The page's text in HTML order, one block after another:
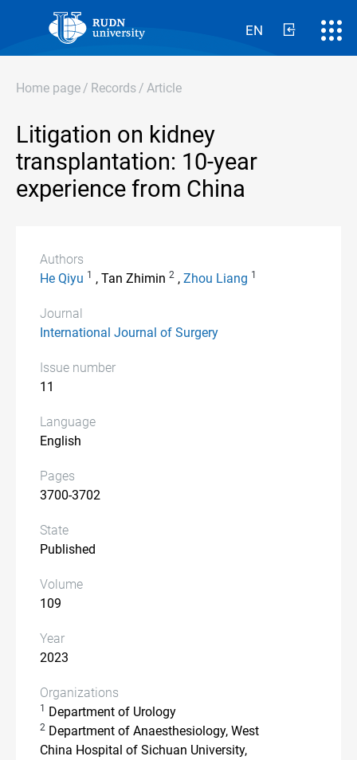
EN
Home page / Records / Article
Litigation on kidney
transplantation: 10-year
experience from China
Authors
He Qiyu 1 , Tan Zhimin 2 , Zhou Liang 1
Journal
International Journal of Surgery
Issue number
11
Language
English
Pages
3700-3702
State
Published
Volume
109
Year
2023
Organizations
1 Department of Urology
2 Department of Anaesthesiology, West
China Hospital of Sichuan University,